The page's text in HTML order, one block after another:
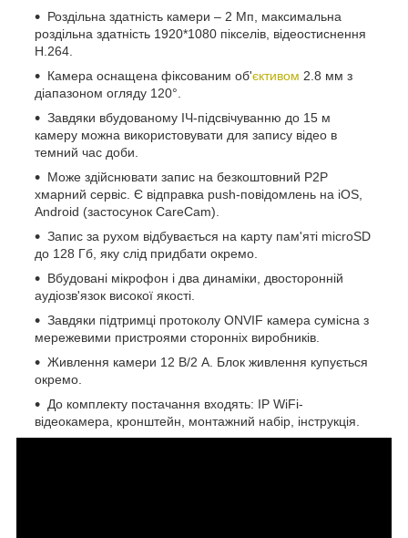
Роздільна здатність камери – 2 Мп, максимальна
роздільна здатність 1920*1080 пікселів, відеостиснення
H.264.
Камера оснащена фіксованим об'єктивом 2.8 мм з
діапазоном огляду 120°.
Завдяки вбудованому ІЧ-підсвічуванню до 15 м
камеру можна використовувати для запису відео в
темний час доби.
Може здійснювати запис на безкоштовний P2P
хмарний сервіс. Є відправка push-повідомлень на iOS,
Android (застосунок CareCam).
Запис за рухом відбувається на карту пам'яті microSD
до 128 Гб, яку слід придбати окремо.
Вбудовані мікрофон і два динаміки, двосторонній
аудіозв'язок високої якості.
Завдяки підтримці протоколу ONVIF камера сумісна з
мережевими пристроями сторонніх виробників.
Живлення камери 12 В/2 А. Блок живлення купується
окремо.
До комплекту постачання входять: IP WiFi-
відеокамера, кронштейн, монтажний набір, інструкція.